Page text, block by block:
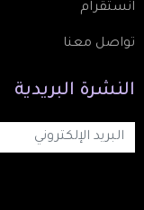
انستقرام
تواصل معنا
النشرة البريدية